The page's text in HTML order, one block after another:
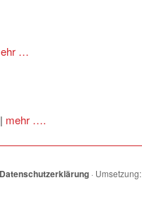
…
mehr ….
Datenschutzerklärung · Umsetzung: